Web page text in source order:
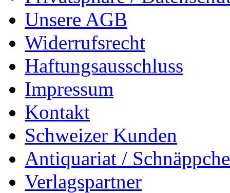
Unsere AGB
Widerrufsrecht
Haftungsausschluss
Impressum
Kontakt
Schweizer Kunden
Antiquariat /
Verlagspartner